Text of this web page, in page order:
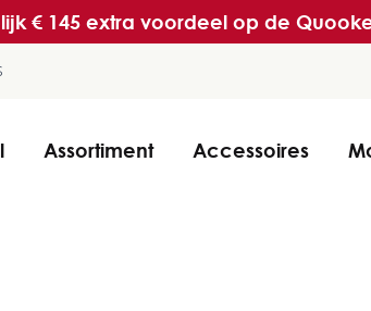
€ 145 extra voordeel op de
Assortiment Accessoires